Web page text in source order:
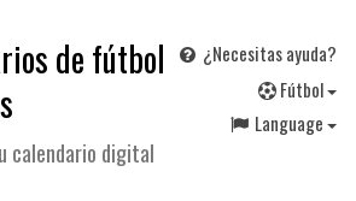
de fútbol
calendario digital
¿Necesitas ayuda?
Fútbol
Language